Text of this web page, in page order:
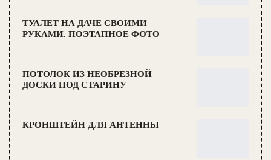
ТУАЛЕТ НА ДАЧЕ СВОИМИ
РУКАМИ. ПОЭТАПНОЕ ФОТО
ПОТОЛОК ИЗ НЕОБРЕЗНОЙ
ДОСКИ ПОД СТАРИНУ
КРОНШТЕЙН ДЛЯ АНТЕННЫ